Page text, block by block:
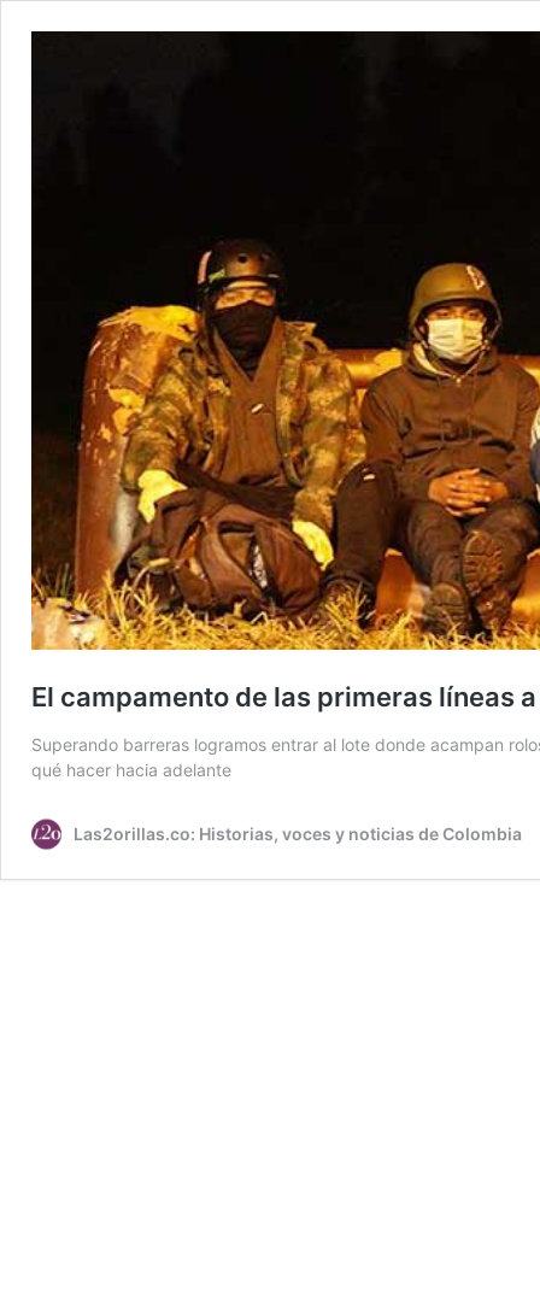
El campamento de las primeras líneas
Superando barreras logramos entrar al lote donde acampan
qué hacer hacia adelante
Las2orillas.co: Historias, voces y noticias de Colombia